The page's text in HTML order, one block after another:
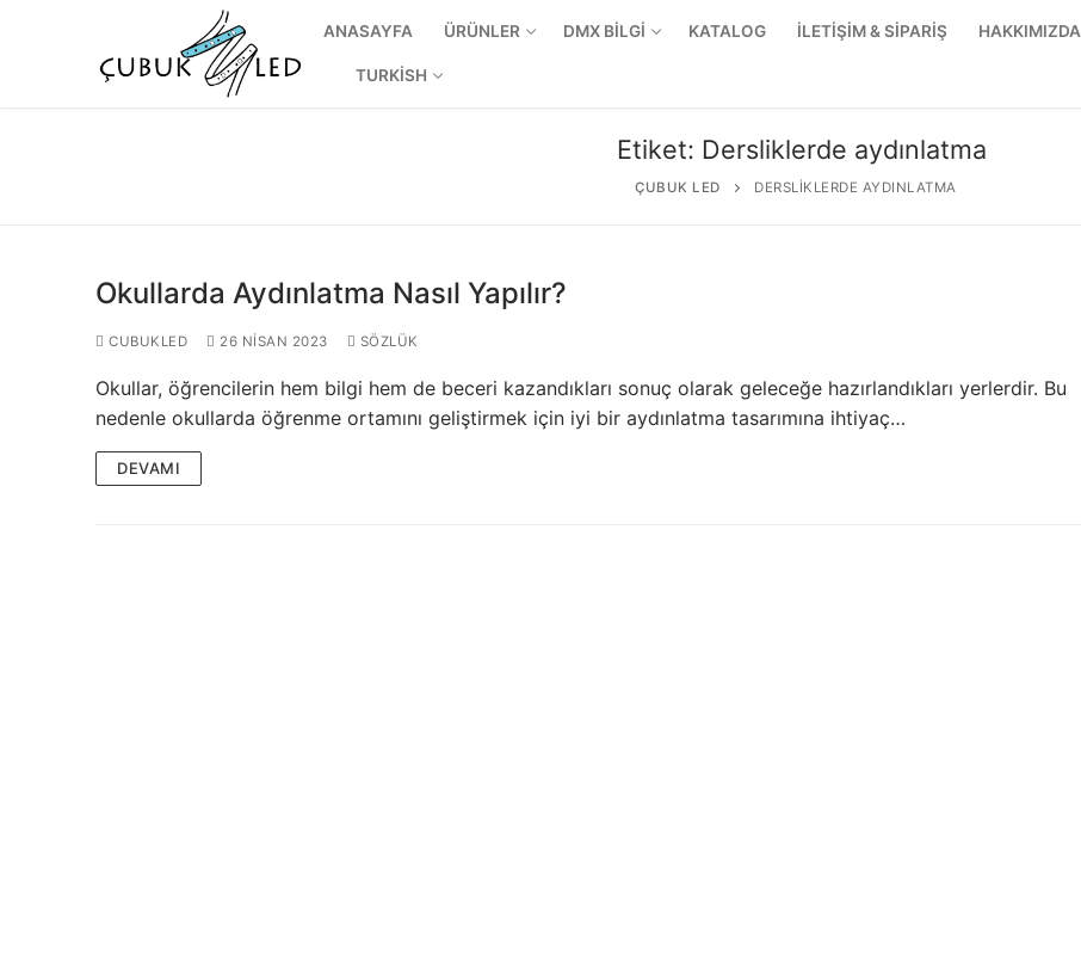
ANASAYFA ÜRÜNLER DMX BİLGİ KATALOG İLETİŞİM & SİPARİŞ HAKKIMIZDA
TURKISH
ANASAYFA
Etiket: Dersliklerde aydınlatma
ÇUBUK LED DERSLIKLERDE AYDINLATMA
Okullarda Aydınlatma Nasıl Yapılır?
CUBUKLED 26 NISAN 2023 SÖZLÜK
Okullar, öğrencilerin hem bilgi hem de beceri kazandıkları sonuç olarak geleceğe hazırlandıkları yerlerdir. Bu
nedenle okullarda öğrenme ortamını geliştirmek için iyi bir aydınlatma tasarımına ihtiyaç…
DEVAMI